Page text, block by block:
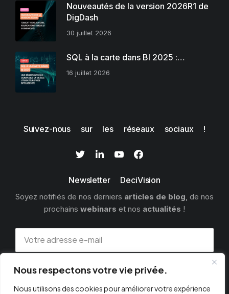
Nous respectons votre vie privée.
Nous utilisons des cookies pour améliorer votre expérience
Nouveautés de la version 2026R1 de
DigDash
30 juillet 2026
SQL à la carte dans BI 2025 :…
16 juillet 2026
Suivez-nous sur les réseaux sociaux !
Newsletter DeciVision
Soyez notifiés de nos derniers articles de blog , de nos
prochains webinars et nos actualités !
S'INSCRIRE